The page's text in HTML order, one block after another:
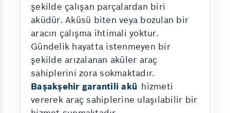
şekilde çalışan parçalardan biri
aküdür. Aküsü biten veya bozulan bir
aracın çalışma ihtimali yoktur.
Gündelik hayatta istenmeyen bir
şekilde arızalanan aküler araç
sahiplerini zora sokmaktadır.
Başakşehir garantili akü hizmeti
vererek araç sahiplerine ulaşılabilir bir